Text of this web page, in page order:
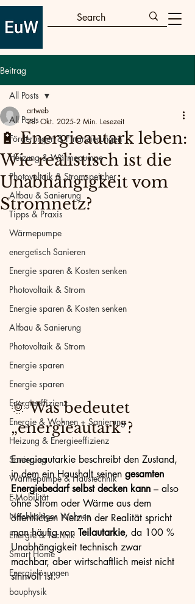
Beitrag
All Posts
Förderungen & Finanzierungen
Heizung & Wärmepumpe
Photovoltaik & Stromspeicher
Altbau & Sanierung
Tipps & Praxis
Wärmepumpe
energetisch Sanieren
Energie sparen & Kosten senken
Photovoltaik & Strom
Energie sparen & Kosten senken
Altbau & Sanierung
Photovoltaik & Strom
Energie sparen
Energie sparen
Energieeffizienz
Energie & Wohnen + Sanierung
Heizung & Energieeffizienz
Sanierung
Wärmepumpe & Haustechnik
E-Mobilität
Nachhaltiges Wohnen
Energie & Technik
Smart Home
Energielösungen
bauphysik
All Posts
🔋 Energieautark leben:
Wie realistisch ist die
Unabhängigkeit vom
Stromnetz?
artweb
28. Okt. 2025 2 Min. Lesezeit
🌞 Was bedeutet
„energieautark“?
Energieautarkie beschreibt den Zustand,
in dem ein Haushalt seinen gesamten
Energiebedarf selbst decken kann – also
ohne Strom oder Wärme aus dem
öffentlichen Netz.In der Realität spricht
man häufig von Teilautarkie, da 100 %
Unabhängigkeit technisch zwar
machbar, aber wirtschaftlich meist nicht
sinnvoll ist.